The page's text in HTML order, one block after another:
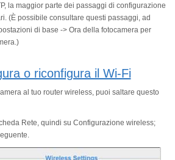
la maggior parte dei passaggi di configurazione
(È possibile consultare questi passaggi, ad
di base -> Ora della fotocamera per
o riconfigura il Wi-Fi
al tuo router wireless, puoi saltare questo
Rete, quindi su Configurazione wireless;